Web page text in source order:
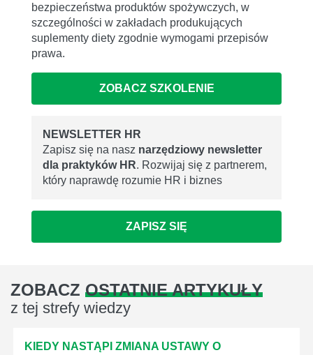
bezpieczeństwa produktów spożywczych, w
szczególności w zakładach produkujących
suplementy diety zgodnie wymogami przepisów
prawa.
ZOBACZ SZKOLENIE
NEWSLETTER HR
Zapisz się na nasz narzędziowy newsletter
dla praktyków HR. Rozwijaj się z partnerem,
który naprawdę rozumie HR i biznes
ZAPISZ SIĘ
ZOBACZ OSTATNIE ARTYKUŁY
z tej strefy wiedzy
KIEDY NASTĄPI ZMIANA USTAWY O